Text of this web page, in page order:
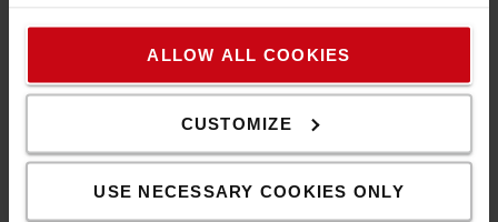
ALLOW ALL COOKIES
CUSTOMIZE
USE NECESSARY COOKIES ONLY